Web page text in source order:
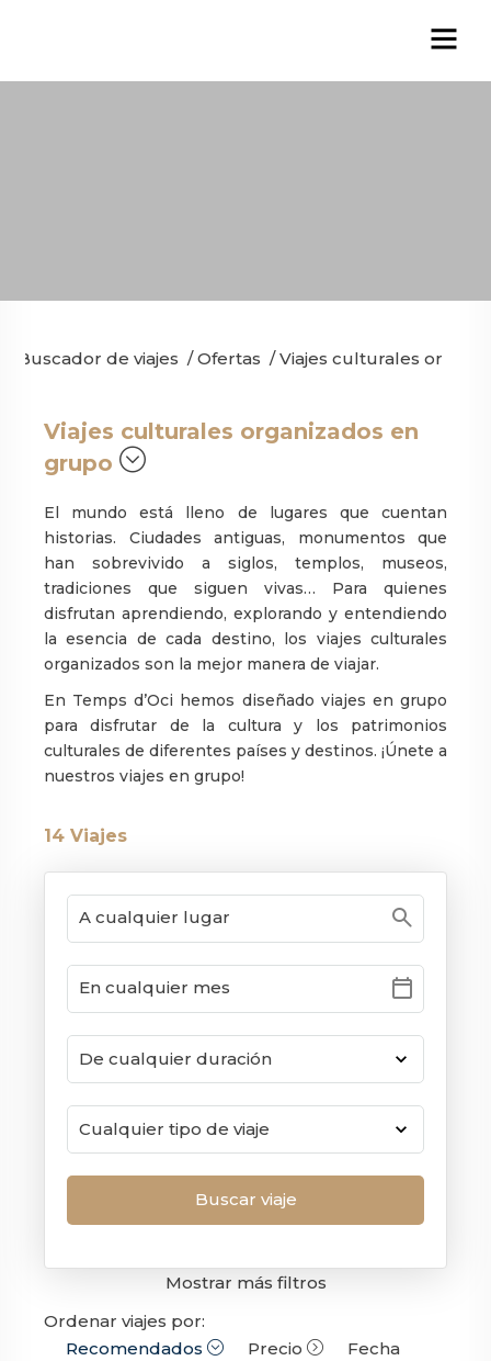
Buscador de viajes /Ofertas /Viajes culturales
Viajes culturales organizados en
grupo
El mundo está lleno de lugares que cuentan
historias. Ciudades antiguas, monumentos que
han sobrevivido a siglos, templos, museos,
tradiciones que siguen vivas… Para quienes
disfrutan aprendiendo, explorando y entendiendo
la esencia de cada destino, los viajes culturales
organizados son la mejor manera de viajar.
En Temps d’Oci hemos diseñado viajes en grupo
para disfrutar de la cultura y los patrimonios
culturales de diferentes países y destinos. ¡Únete a
nuestros viajes en grupo!
14 Viajes
search
calendar_today
Mostrar más filtros
Ordenar viajes por:
Recomendados
Precio
Fecha